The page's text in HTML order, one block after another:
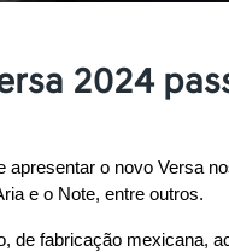
2024
apresentar o novo Versa
e o Note, entre outros.
de fabricação mexicana,